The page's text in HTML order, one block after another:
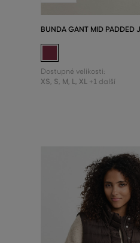
BUNDA GANT MID PADDED
Dostupné velikosti:
XS, S, M, L, XL +1 další